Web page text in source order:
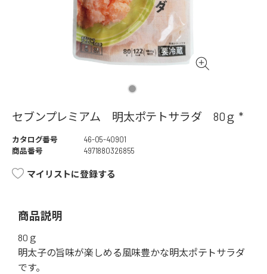
セブンプレミアム 明太ポテトサラダ 80ｇ *
カタログ番号
46-05-40901
商品番号
4971880326855
マイリストに登録する
商品説明
80ｇ
明太子の旨味が楽しめる風味豊かな明太ポテトサラダ
です。